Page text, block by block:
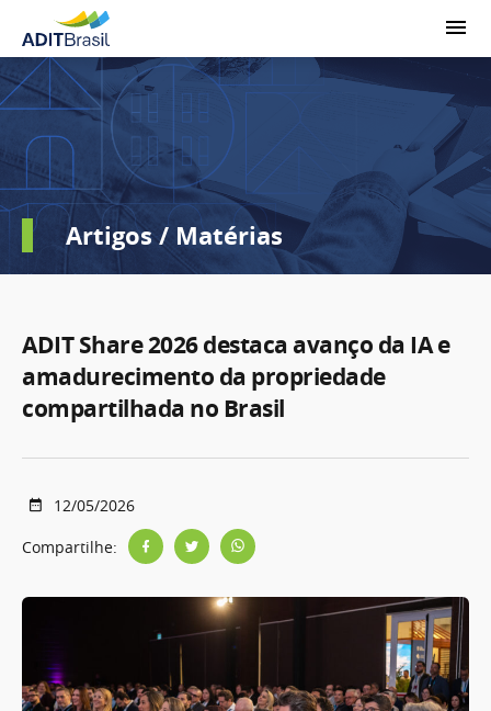
Artigos / Matérias
ADIT Share 2026 destaca avanço da IA e
amadurecimento da propriedade
compartilhada no Brasil
12/05/2026
Compartilhe: